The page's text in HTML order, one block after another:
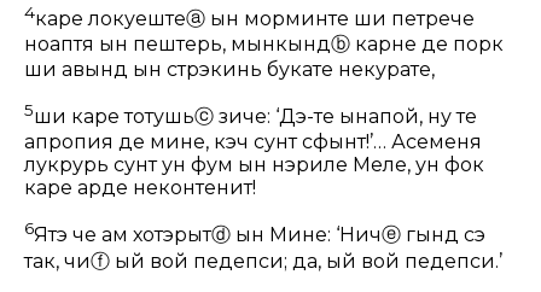
4каре локуештеⓐ ын морминте ши петрече
ноаптя ын пештерь, мынкындⓑ карне де порк
ши авынд ын стрэкинь букате некурате,
5ши каре тотушьⓒ зиче: ‘Дэ-те ынапой, ну те
апропия де мине, кэч сунт сфынт!’… Асеменя
лукрурь сунт ун фум ын нэриле Меле, ун фок
каре арде неконтенит!
6Ятэ че ам хотэрытⓓ ын Мине: ‘Ничⓔ гынд сэ
так, чиⓕ ый вой педепси; да, ый вой педепси.’